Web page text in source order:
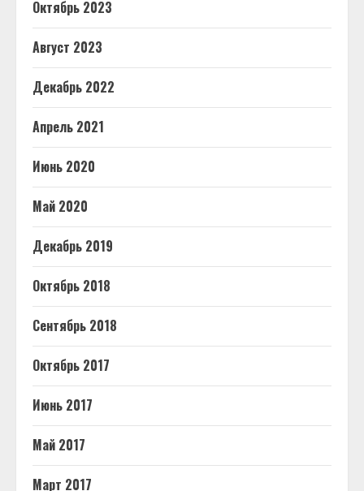
Октябрь 2023
Август 2023
Декабрь 2022
Апрель 2021
Июнь 2020
Май 2020
Декабрь 2019
Октябрь 2018
Сентябрь 2018
Октябрь 2017
Июнь 2017
Май 2017
Март 2017